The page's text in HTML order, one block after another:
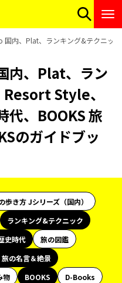
国内、Plat、ランキング&テクニッ
内、Plat、ラン
Style、
代、BOOKS 旅
のガイドブッ
歩き方 Jシリーズ（国内）
ランキング&テクニック
史時代
旅の図鑑
の名言＆絶景
物 BOOKS
D-Books